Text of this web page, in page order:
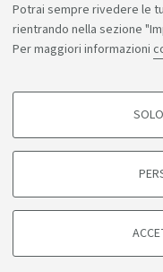
Potrai sempre rivedere le
rientrando nella sezione
Per maggiori informazioni
COOKIE DI
degli utenti, creare profili in
di marketing.
Google/Youtube Video
Bologna - Via Zamboni,
Note legali